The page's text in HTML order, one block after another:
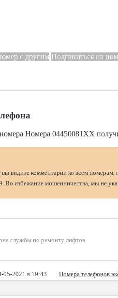
с другим Подписаться на
Номера 04450081XX
вы видите комментарии ко всем
Во избежание мошенничества, мы не
службы по ремонту лифтов
05-2021 в 19:43 Номера телефонов